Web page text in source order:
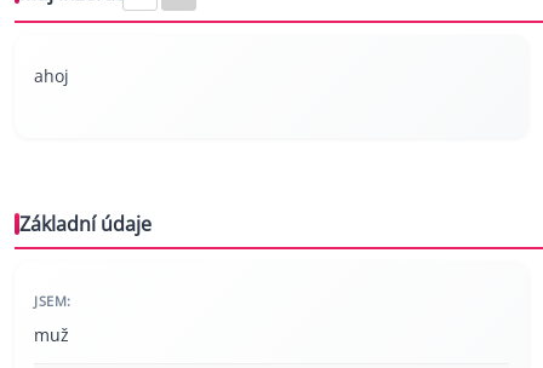
ahoj
Základní údaje
JSEM:
muž